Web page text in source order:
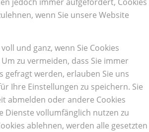
wenn Sie unsere Website
und ganz, wenn Sie Cookies
zu vermeiden, dass Sie immer
gefragt werden, erlauben Sie uns
Ihre Einstellungen zu speichern. Sie
abmelden oder andere Cookies
Dienste vollumfänglich nutzen zu
ablehnen, werden alle gesetzten